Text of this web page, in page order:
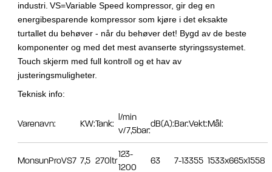
industri. VS=Variable Speed kompressor, gir deg en
energibesparende kompressor som kjøre i det eksakte
turtallet du behøver - når du behøver det! Bygd av de beste
komponenter og med det mest avanserte styringssystemet.
Touch skjerm med full kontroll og et hav av
justeringsmuligheter.
Teknisk info:
Varenavn: KW:Tank:
l/min
v/7,5bar:
dB(A):Bar:Vekt:Mål:
MonsunProVS7 7,5 270ltr
123-
1200
63 7-13355 1533x665x1558